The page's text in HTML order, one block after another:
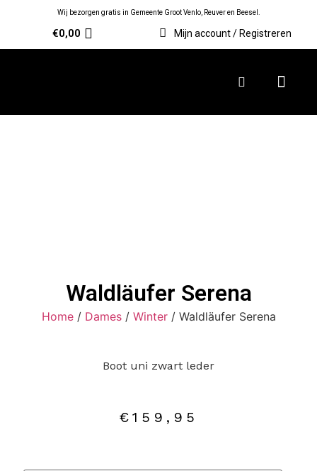
Wij bezorgen gratis in Gemeente Groot Venlo, Reuver en Beesel.
€0,00 Mijn account / Registreren
Waldläufer Serena
Home/ Dames/ Winter/ Waldläufer Serena
Boot uni zwart leder
€ 159,95